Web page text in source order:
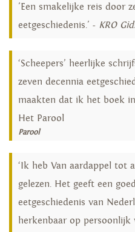
'Een smakelijke reis door
eetgeschiedenis.' - KRO
‘Scheepers’ heerlijke
zeven decennia
maakten dat ik het boek
Het Parool
Parool
‘Ik heb Van aardappel tot
gelezen. Het geeft een
eetgeschiedenis van
herkenbaar op persoonlijk